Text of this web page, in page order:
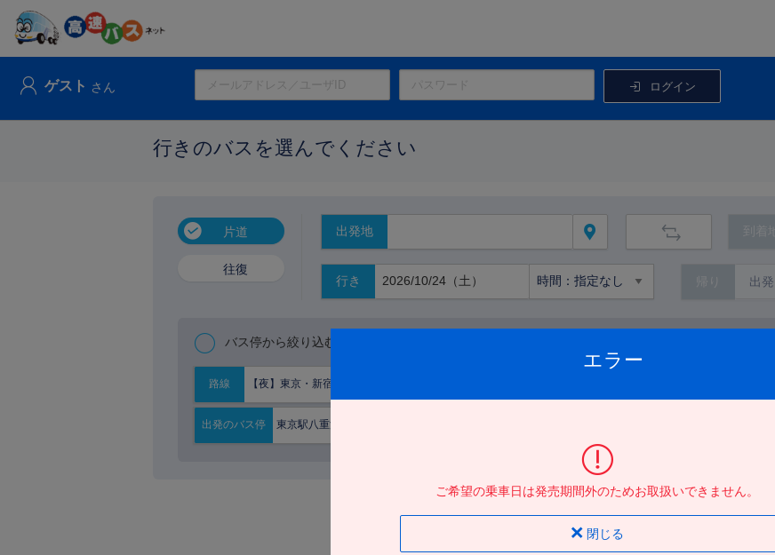
ゲスト さん ログイン
行きのバスを選んでください
片道
往復
出発地 到着地
行き
バス停から絞り込む
路線 【夜】東京・新宿⇔京阪神
出発のバス停 東京駅八重洲南口
エラー
ご希望の乗車日は発売期間外のためお取扱いできません。
閉じる